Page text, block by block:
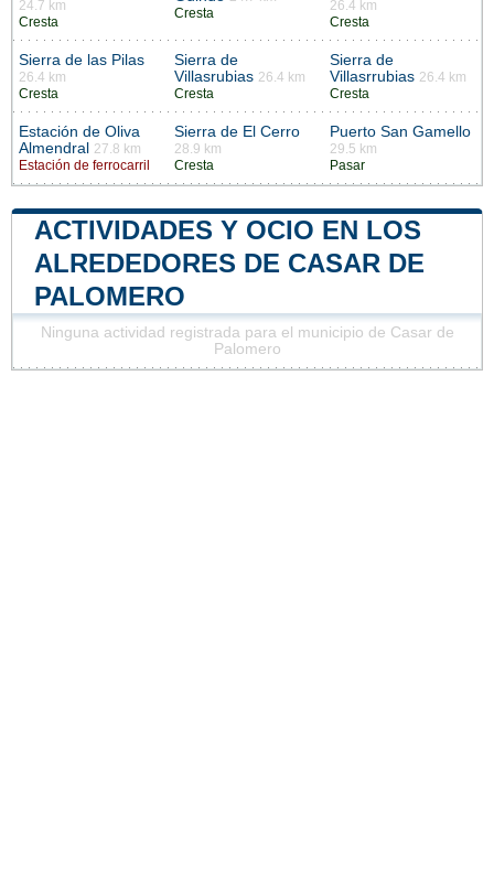
24.7 km
Cresta
Cresta
26.4 km
Cresta
Sierra de las Pilas
26.4 km
Cresta
Sierra de
Villasrubias 26.4 km
Cresta
Sierra de
Villasrrubias 26.4 km
Cresta
Estación de Oliva
Almendral
27.8 km
Estación de ferrocarril
Sierra de El Cerro
28.9 km
Cresta
Puerto San Gamello
29.5 km
Pasar
ACTIVIDADES Y OCIO EN LOS
ALREDEDORES DE CASAR DE
PALOMERO
Ninguna actividad registrada para el municipio de Casar de
Palomero